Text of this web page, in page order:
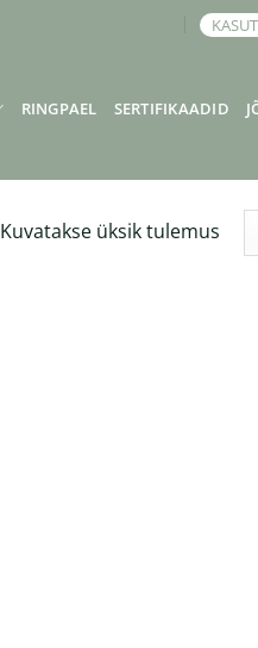
RINGPAEL SERTIFIKAADID
Kuvatakse üksik tulemus